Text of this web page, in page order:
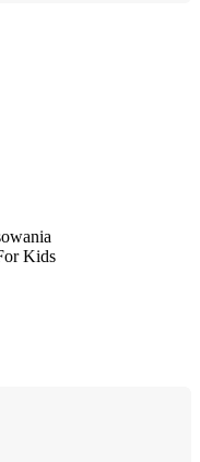
Kids